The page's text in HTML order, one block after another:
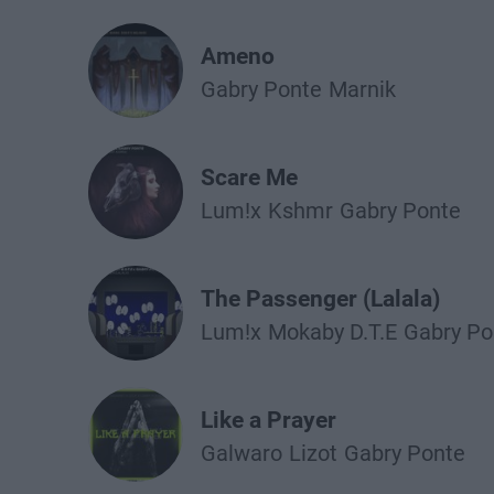
Ameno
Gabry Ponte Marnik
Scare Me
Lum!x Kshmr Gabry Ponte
The Passenger (Lalala)
Lum!x Mokaby D.T.E Gabry
Like a Prayer
Galwaro Lizot Gabry Ponte